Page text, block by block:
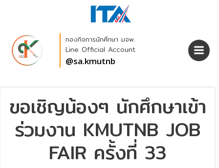
Skip
to
กองกิจการนักศึกษา มจพ.
Line Official Account
@sa.kmutnb
ขอเชิญน้องๆ นักศึกษาเข้า
ร่วมงาน KMUTNB JOB
FAIR ครั้งที่ 33